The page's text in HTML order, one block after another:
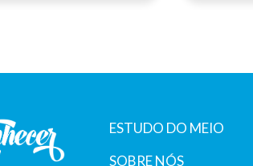
ESTUDO DO MEIO
SOBRE NÓS